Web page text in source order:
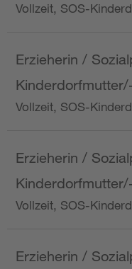
Vollzeit, SOS-
Erzieherin /
Vollzeit, SOS-
Erzieherin /
Vollzeit, SOS-
Erzieherin /